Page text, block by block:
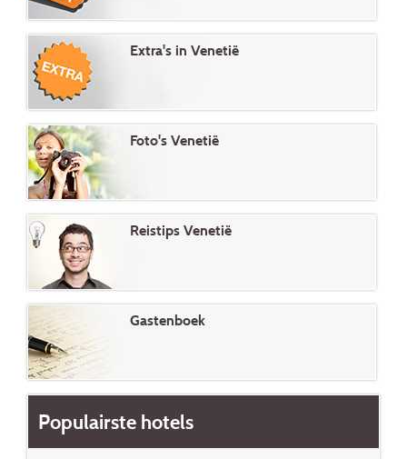
Extra's in Venetië
Foto's Venetië
Reistips Venetië
Gastenboek
Populairste hotels